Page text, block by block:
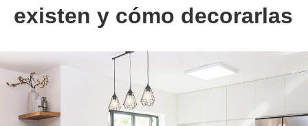
existen y cómo decorarlas